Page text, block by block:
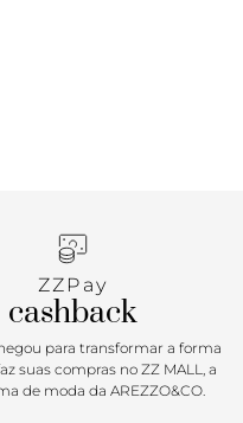
ZZPay
cashback
para transformar a forma
suas compras no ZZ MALL, a
de moda da AREZZO&CO.